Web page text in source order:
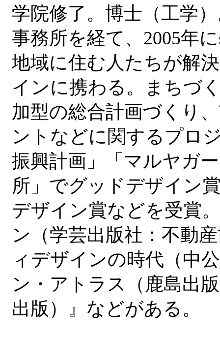
学院修了。博士（工学
事務所を経て、2005年
地域に住む人たちが解
インに携わる。まちづ
加型の総合計画づくり
ントなどに関するプロ
振興計画」「マルヤガ
所」でグッドデザイン
デザイン賞などを受賞
ン（学芸出版社：不動
ィデザインの時代（中
ン・アトラス（鹿島出
出版）』などがある。